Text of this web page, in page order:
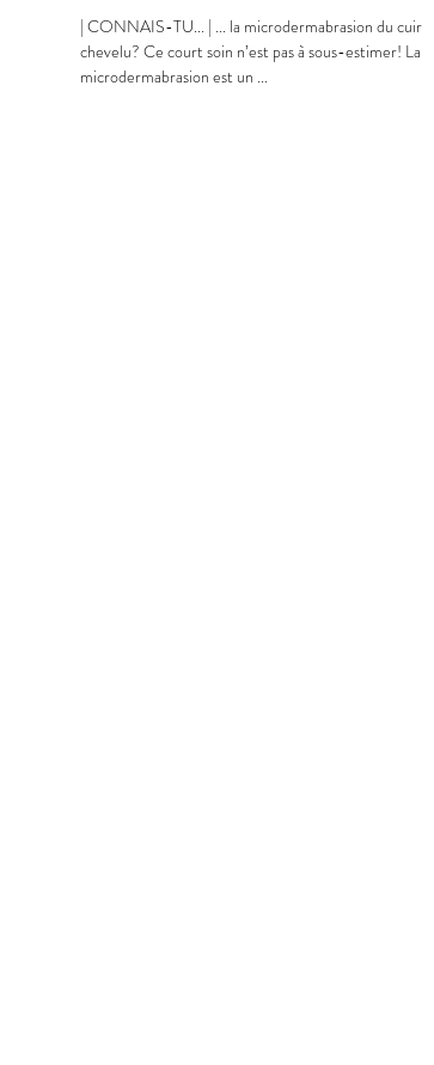
| CONNAIS-TU... | ... la microdermabrasion du cuir
chevelu? Ce court soin n’est pas à sous-estimer! La
microdermabrasion est un ...